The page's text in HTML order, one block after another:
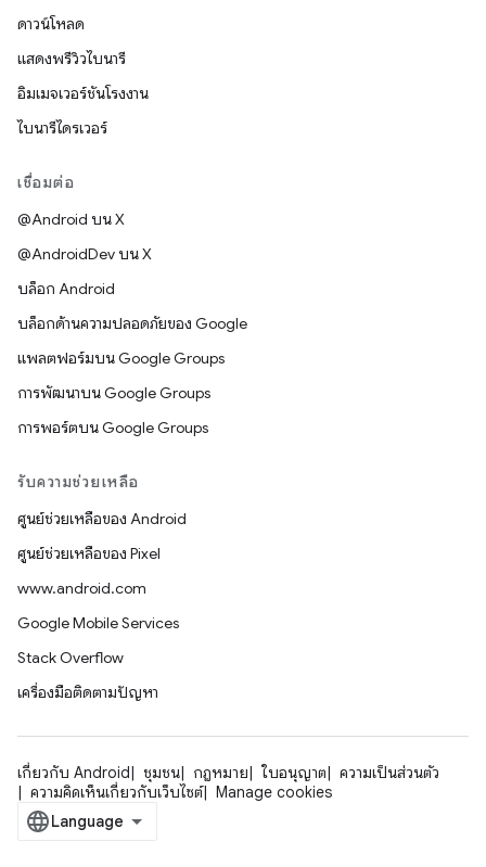
ดาวน์โหลด
แสดงพรีวิวไบนารี
อิมเมจเวอร์ชันโรงงาน
ไบนารีไดรเวอร์
เชื่อมต่อ
@Android บน X
@AndroidDev บน X
บล็อก Android
บล็อกด้านความปลอดภัยของ Google
แพลตฟอร์มบน Google Groups
การพัฒนาบน Google Groups
การพอร์ตบน Google Groups
รับความช่วยเหลือ
ศูนย์ช่วยเหลือของ Android
ศูนย์ช่วยเหลือของ Pixel
www.android.com
Google Mobile Services
Stack Overflow
เครื่องมือติดตามปัญหา
เกี่ยวกับ Android ชุมชน กฎหมาย ใบอนุญาต
ความเป็นส่วนตัว
ความคิดเห็นเกี่ยวกับเว็บไซต์
Manage cookies